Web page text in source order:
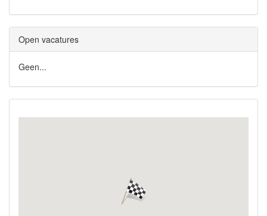
Open vacatures
Geen...